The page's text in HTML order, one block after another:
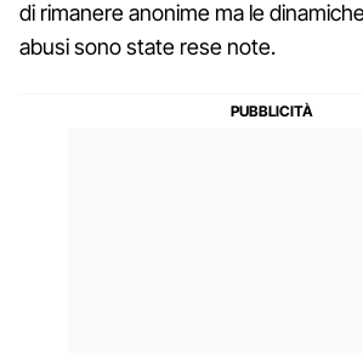
di rimanere anonime ma le
abusi sono state rese note.